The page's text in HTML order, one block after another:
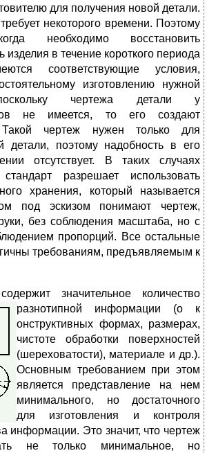
для получения новой детали.
некоторого времени. Поэтому
необходимо восстановить
изделия в течение короткого периода
соответствующие условия,
изготовлению нужной
чертежа детали у
не имеется, то его создают
Такой чертеж нужен только для
детали, поэтому надобность в его
отсутствует. В таких случаях
стандарт разрешает использовать
хранения, который называется
под эскизом понимают чертеж,
без соблюдения масштаба, но с
пропорций. Все остальные
требованиям, предъявляемым к
значительное количество
разнотипной информации (о к
онструктивных формах, размерах,
чистоте обработки поверхностей
(шереховатости), материале и др.).
Основным требованием при этом
является представление на нем
минимального, но достаточного
для изготовления и контроля
информации. Это значит, что чертеж
не только минимальное, но